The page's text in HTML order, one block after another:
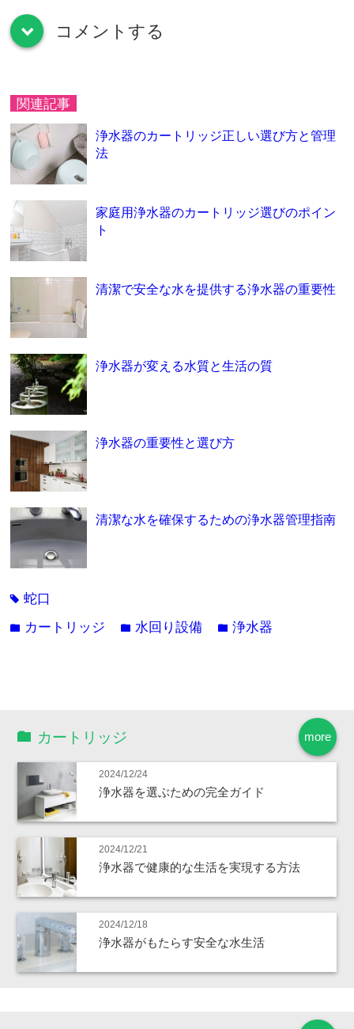
down コメントする
関連記事
浄水器のカートリッジ正しい選び方と管理
法
家庭用浄水器のカートリッジ選びのポイン
ト
清潔で安全な水を提供する浄水器の重要性
浄水器が変える水質と生活の質
浄水器の重要性と選び方
清潔な水を確保するための浄水器管理指南
tag蛇口
folder カートリッジ folder 水回り設備 folder浄水器
more
カートリッジ
2024/12/24
浄水器を選ぶための完全ガイド
2024/12/21
浄水器で健康的な生活を実現する方法
2024/12/18
浄水器がもたらす安全な水生活